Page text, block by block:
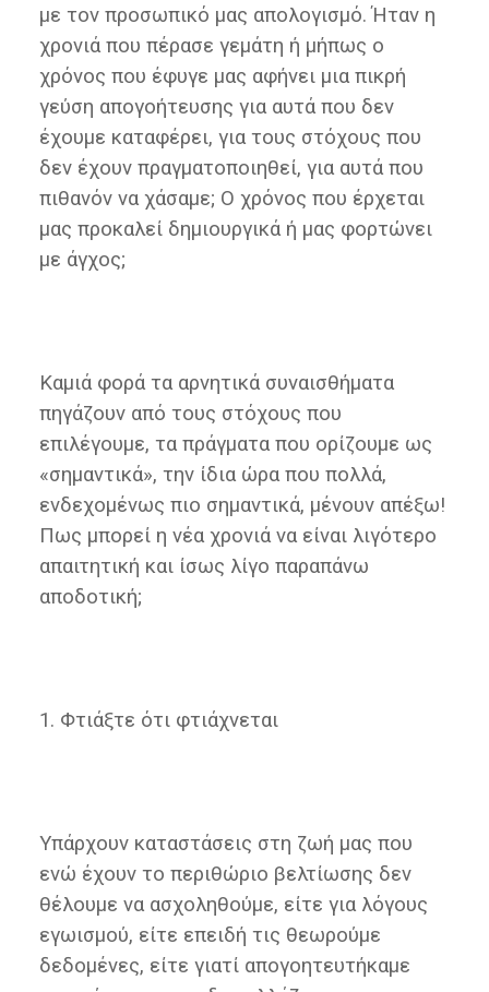
με τον προσωπικό μας απολογισμό. Ήταν η
χρονιά που πέρασε γεμάτη ή μήπως ο
χρόνος που έφυγε μας αφήνει μια πικρή
γεύση απογοήτευσης για αυτά που δεν
έχουμε καταφέρει, για τους στόχους που
δεν έχουν πραγματοποιηθεί, για αυτά που
πιθανόν να χάσαμε; Ο χρόνος που έρχεται
μας προκαλεί δημιουργικά ή μας φορτώνει
με άγχος;
Καμιά φορά τα αρνητικά συναισθήματα
πηγάζουν από τους στόχους που
επιλέγουμε, τα πράγματα που ορίζουμε ως
«σημαντικά», την ίδια ώρα που πολλά,
ενδεχομένως πιο σημαντικά, μένουν απέξω!
Πως μπορεί η νέα χρονιά να είναι λιγότερο
απαιτητική και ίσως λίγο παραπάνω
αποδοτική;
1. Φτιάξτε ότι φτιάχνεται
Υπάρχουν καταστάσεις στη ζωή μας που
ενώ έχουν το περιθώριο βελτίωσης δεν
θέλουμε να ασχοληθούμε, είτε για λόγους
εγωισμού, είτε επειδή τις θεωρούμε
δεδομένες, είτε γιατί απογοητευτήκαμε